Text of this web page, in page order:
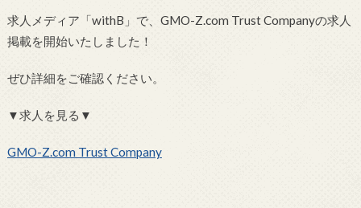
求人メディア「withB」で、GMO-Z.com Trust Companyの求人
掲載を開始いたしました！
ぜひ詳細をご確認ください。
▼求人を見る▼
GMO-Z.com Trust Company